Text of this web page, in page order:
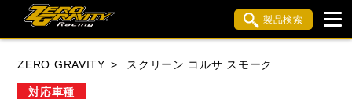
製品検索
ZERO GRAVITY スクリーン コルサ スモーク
対応車種